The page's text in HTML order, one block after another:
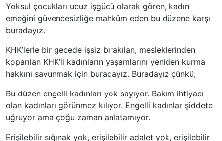
Yoksul çocukları ucuz işgücü olarak gören, kadın
emeğini güvencesizliğe mahkûm eden bu düzene karşı
buradayız.
KHK’lerle bir gecede işsiz bırakılan, mesleklerinden
koparılan KHK’li kadınların yaşamlarını yeniden kurma
hakkını savunmak için buradayız. Buradayız çünkü;
Bu düzen engelli kadınları yok sayıyor. Bakım ihtiyacı
olan kadınları görünmez kılıyor. Engelli kadınlar şiddete
uğruyor ama çoğu zaman anlatamıyor.
Erişilebilir sığınak yok, erişilebilir adalet yok, erişilebilir